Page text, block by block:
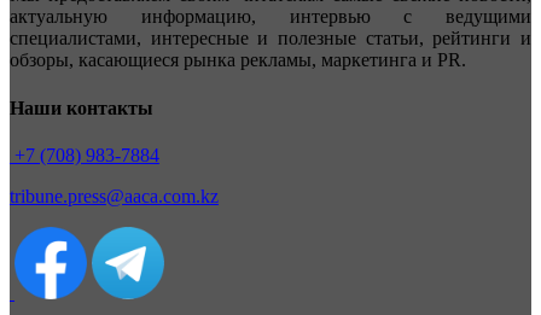
актуальную информацию, интервью с ведущими
специалистами, интересные и полезные статьи, рейтинги и
обзоры, касающиеся рынка рекламы, маркетинга и PR.
Наши контакты
+7 (708) 983-7884
tribune.press@aaca.com.kz